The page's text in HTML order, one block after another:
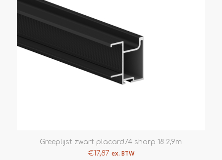
Greeplijst zwart placard74 sharp 18 2,9m
€17,87 ex. BTW